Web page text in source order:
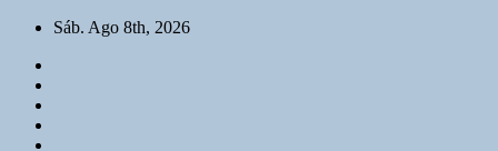
Saltar
contenido
Sáb. Ago 8th, 2026